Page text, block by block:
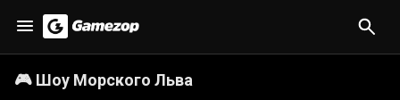
🎮 Шоу Морского Льва